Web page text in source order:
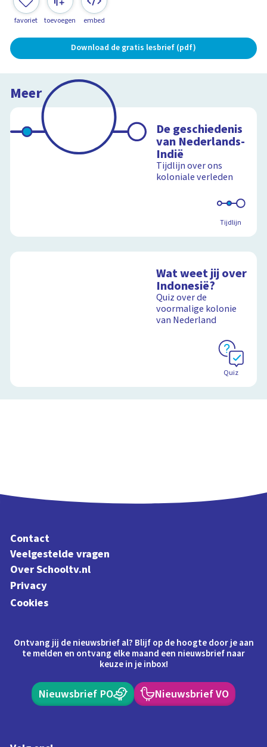
favoriet toevoegen embed
Download de gratis lesbrief (pdf)
Meer
De geschiedenis
van Nederlands-
Indië
Tijdlijn over ons
koloniale verleden
Tijdlijn
Wat weet jij over
Indonesië?
Quiz over de
voormalige kolonie
van Nederland
Quiz
Contact
Veelgestelde vragen
Over Schooltv.nl
Privacy
Cookies
Ontvang jij de nieuwsbrief al? Blijf op de hoogte door je aan
te melden en ontvang elke maand een nieuwsbrief naar
keuze in je inbox!
Nieuwsbrief PO Nieuwsbrief VO